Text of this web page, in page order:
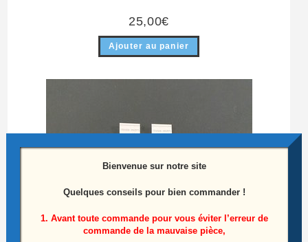
25,00€
Ajouter au panier
Bienvenue sur notre site
Quelques conseils pour bien commander !
1. Avant toute commande pour vous éviter l’erreur de
commande de la mauvaise pièce,